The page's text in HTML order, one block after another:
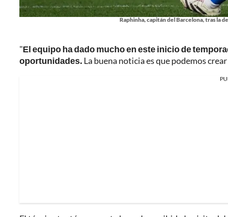
Raphinha, capitán del Barcelona, tras la
"El equipo ha dado mucho en este inicio de
oportunidades. La buena noticia es que podemos